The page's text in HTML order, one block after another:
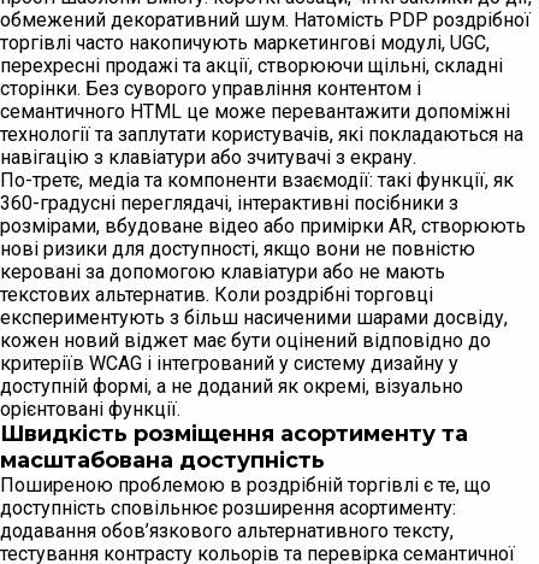
обмежений декоративний шум. Натомість PDP роздрібної
торгівлі часто накопичують маркетингові модулі, UGC,
перехресні продажі та акції, створюючи щільні, складні
сторінки. Без суворого управління контентом і
семантичного HTML це може перевантажити допоміжні
технології та заплутати користувачів, які покладаються на
навігацію з клавіатури або зчитувачі з екрану.
По-третє, медіа та компоненти взаємодії: такі функції, як
360-градусні переглядачі, інтерактивні посібники з
розмірами, вбудоване відео або примірки AR, створюють
нові ризики для доступності, якщо вони не повністю
керовані за допомогою клавіатури або не мають
текстових альтернатив. Коли роздрібні торговці
експериментують з більш насиченими шарами досвіду,
кожен новий віджет має бути оцінений відповідно до
критеріїв WCAG і інтегрований у систему дизайну у
доступній формі, а не доданий як окремі, візуально
орієнтовані функції.
Швидкість розміщення асортименту та
масштабована доступність
Поширеною проблемою в роздрібній торгівлі є те, що
доступність сповільнює розширення асортименту:
додавання обов’язкового альтернативного тексту,
тестування контрасту кольорів та перевірка семантичної